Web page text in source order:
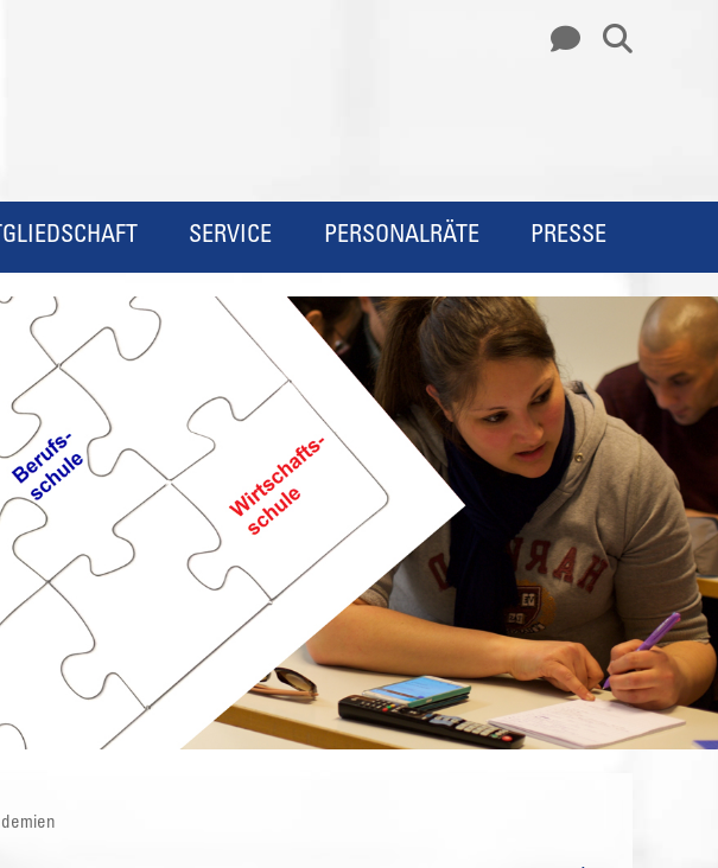
SERVICE PERSONALRÄTE PRESSE